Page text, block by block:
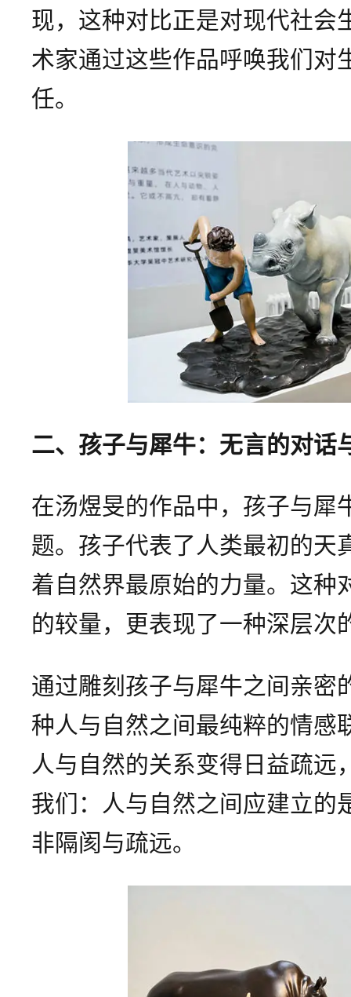
现，这种对比正是对现代社会
术家通过这些作品呼唤我们对
任。
二、孩子与犀牛：无言的对话
在汤煜旻的作品中，孩子与犀
题。孩子代表了人类最初的天
着自然界最原始的力量。这种
的较量，更表现了一种深层次
通过雕刻孩子与犀牛之间亲密
种人与自然之间最纯粹的情感
人与自然的关系变得日益疏远
我们：人与自然之间应建立的
非隔阂与疏远。